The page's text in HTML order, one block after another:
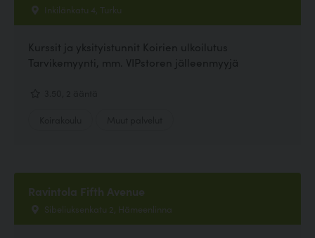
Inkilänkatu 4, Turku
Kurssit ja yksityistunnit Koirien ulkoilutus
Tarvikemyynti, mm. VIPstoren jälleenmyyjä
Ravintola Fifth Avenue
Sibeliuksenkatu 2, Hämeenlinna